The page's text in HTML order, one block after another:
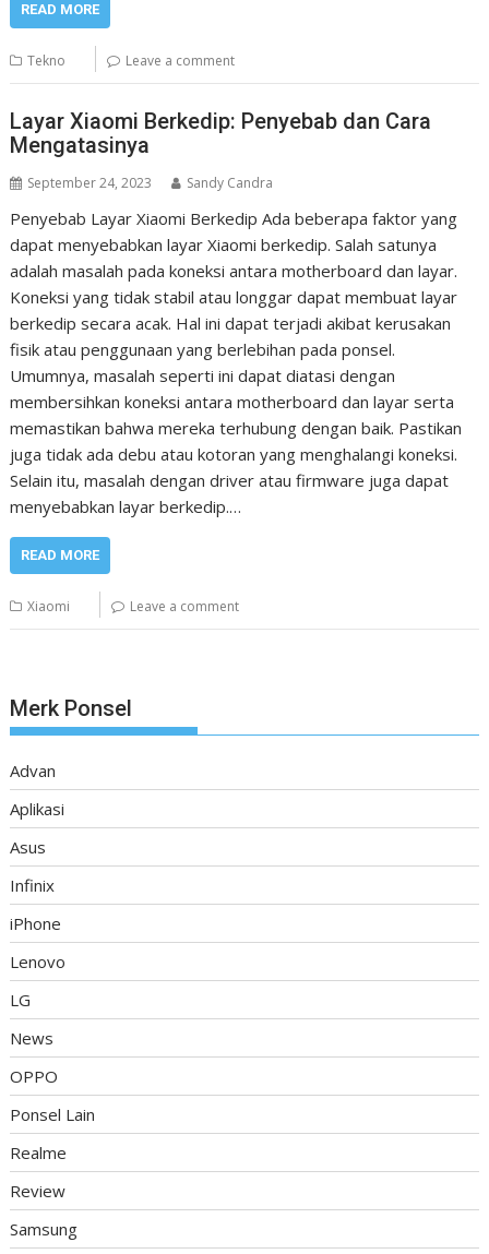
READ MORE
Tekno Leave a comment
Layar Xiaomi Berkedip: Penyebab dan Cara
Mengatasinya
September 24, 2023 Sandy Candra
Penyebab Layar Xiaomi Berkedip Ada beberapa faktor yang
dapat menyebabkan layar Xiaomi berkedip. Salah satunya
adalah masalah pada koneksi antara motherboard dan layar.
Koneksi yang tidak stabil atau longgar dapat membuat layar
berkedip secara acak. Hal ini dapat terjadi akibat kerusakan
fisik atau penggunaan yang berlebihan pada ponsel.
Umumnya, masalah seperti ini dapat diatasi dengan
membersihkan koneksi antara motherboard dan layar serta
memastikan bahwa mereka terhubung dengan baik. Pastikan
juga tidak ada debu atau kotoran yang menghalangi koneksi.
Selain itu, masalah dengan driver atau firmware juga dapat
menyebabkan layar berkedip.…
READ MORE
Xiaomi Leave a comment
Merk Ponsel
Advan
Aplikasi
Asus
Infinix
iPhone
Lenovo
LG
News
OPPO
Ponsel Lain
Realme
Review
Samsung